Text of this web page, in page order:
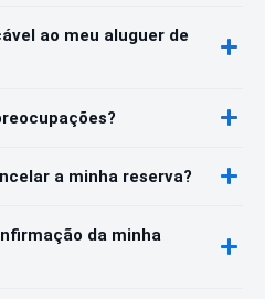
ao meu aluguer de
a minha reserva?
da minha